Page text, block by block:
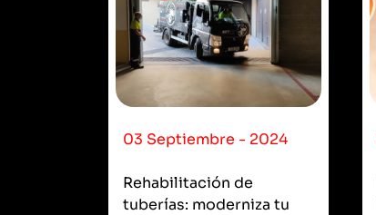
03 Septiembre - 2024
Rehabilitación de
tuberías: moderniza tu